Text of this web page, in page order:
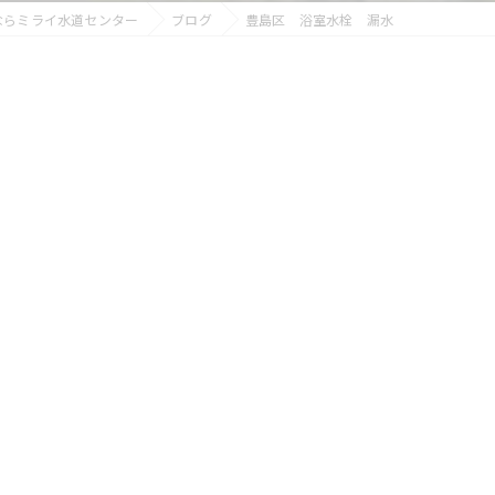
ミライ水道センター ブログ 豊島区 浴室水栓 漏水